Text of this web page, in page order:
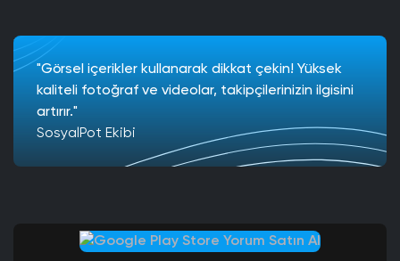
"Görsel içerikler kullanarak dikkat çekin! Yüksek
kaliteli fotoğraf ve videolar, takipçilerinizin ilgisini
artırır."
SosyalPot Ekibi